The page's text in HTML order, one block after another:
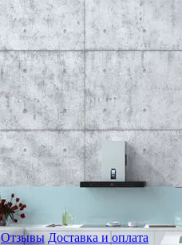
Отзывы Доставка и оплата